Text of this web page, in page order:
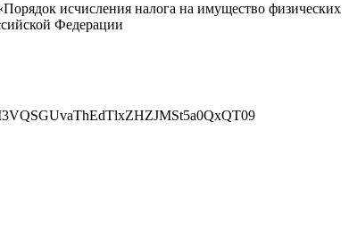
исчисления налога на имущество физических
Федерации